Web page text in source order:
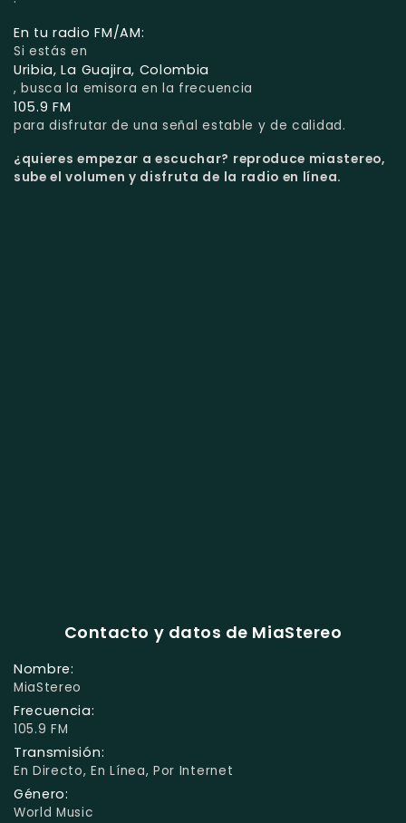
En tu radio FM/AM:
Si estás en
Uribia, La Guajira, Colombia
, busca la emisora en la frecuencia
105.9 FM
para disfrutar de una señal estable y de calidad.
¿quieres empezar a escuchar? reproduce miastereo,
sube el volumen y disfruta de la radio en línea.
Contacto y datos de MiaStereo
Nombre:
MiaStereo
Frecuencia:
105.9 FM
Transmisión:
En Directo, En Línea, Por Internet
Género:
World Music